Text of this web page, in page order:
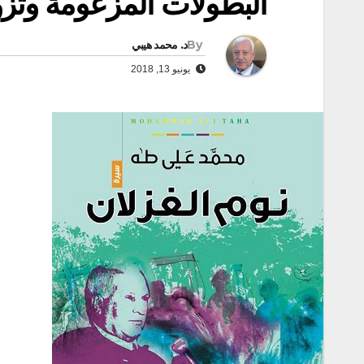
Byد. محمد هيبي
يونيو 13, 2018